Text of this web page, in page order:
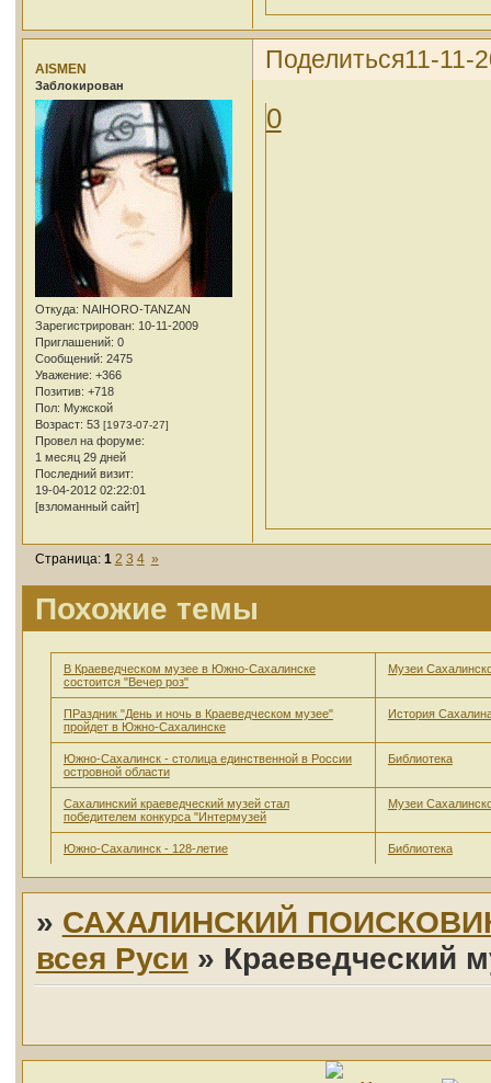
Поделиться11-11-
AISMEN
Заблокирован
Откуда: NAIHORO-TANZAN
Зарегистрирован: 10-11-2009
Приглашений: 0
Сообщений: 2475
Уважение: +366
Позитив: +718
Пол: Мужской
Возраст: 53 [1973-07-27]
Провел на форуме:
1 месяц 29 дней
Последний визит:
19-04-2012 02:22:01
[взломанный сайт]
0
Страница: 1 2 3 4 »
Похожие темы
В Краеведческом музее в Южно-Сахалинске
состоится "Вечер роз"
Музеи
ПРаздник "День и ночь в Краеведческом музее"
пройдет в Южно-Сахалинске
История
Южно-Сахалинск - столица единственной в России
островной области
Библиотека
Сахалинский краеведческий музей стал
победителем конкурса "Интермузей
Музеи
Южно-Сахалинск - 128-летие Библиотека
» САХАЛИНСКИЙ
всея Руси » Краеведческий